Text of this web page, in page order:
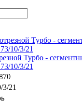
Турбо -
10/3/21
3/21